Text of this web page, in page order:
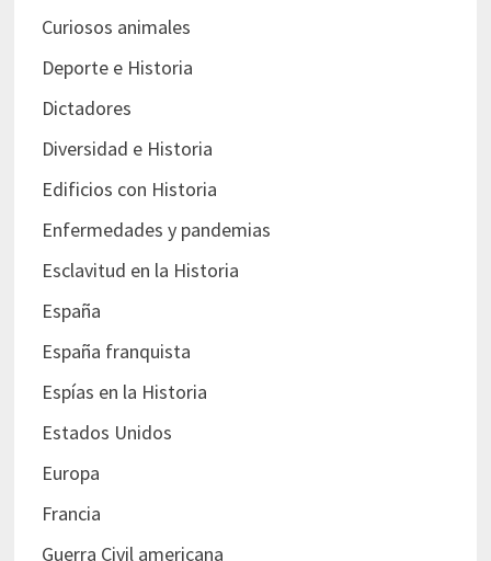
Curiosos animales
Deporte e Historia
Dictadores
Diversidad e Historia
Edificios con Historia
Enfermedades y pandemias
Esclavitud en la Historia
España
España franquista
Espías en la Historia
Estados Unidos
Europa
Francia
Guerra Civil americana